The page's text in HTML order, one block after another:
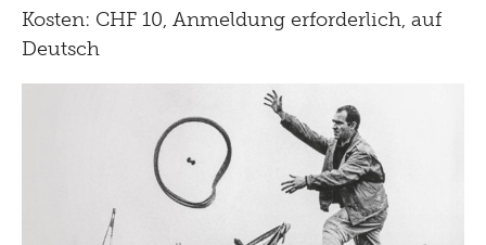
Kosten: CHF 10, Anmeldung erforderlich, auf
Deutsch